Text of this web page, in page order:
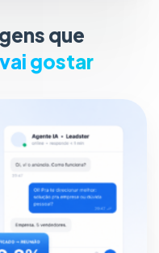
que
gostar